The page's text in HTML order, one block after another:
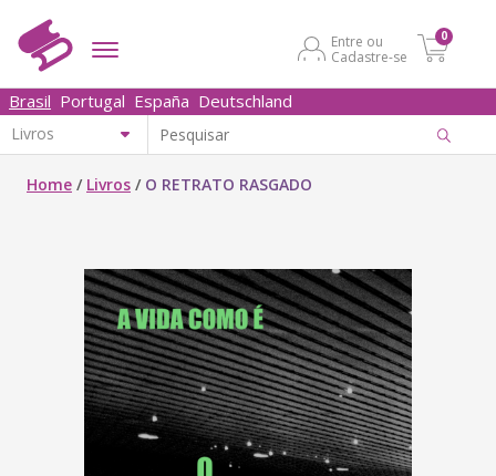
Entre ou
Cadastre-se
0
Brasil Portugal España Deutschland
Home / Livros / O RETRATO RASGADO